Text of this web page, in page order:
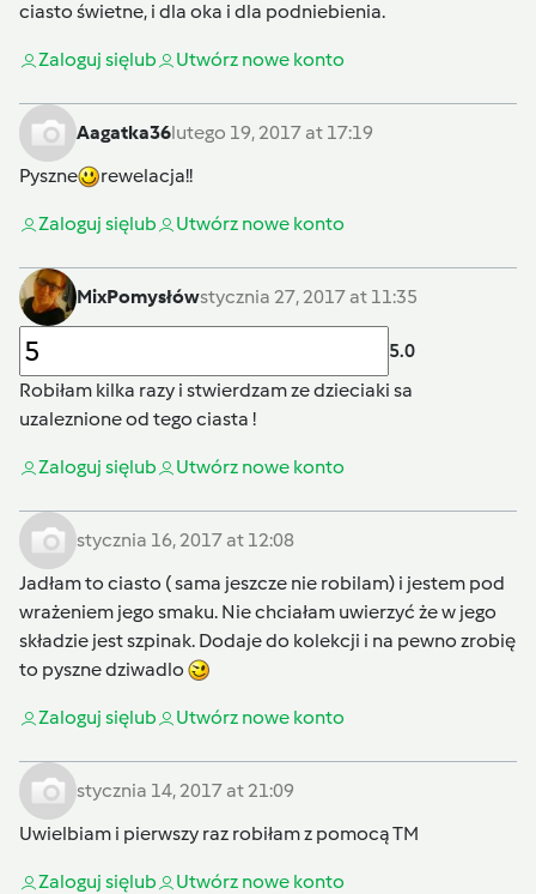
ciasto świetne, i dla oka i dla podniebienia.
Zaloguj sięlub Utwórz nowe konto
Aagatka36lutego 19, 2017 at 17:19
Pyszne
rewelacja!!
Zaloguj sięlub Utwórz nowe konto
MixPomysłówstycznia 27, 2017 at 11:35
5.0
Robiłam kilka razy i stwierdzam ze dzieciaki sa
uzaleznione od tego ciasta !
Zaloguj sięlub Utwórz nowe konto
stycznia 16, 2017 at 12:08
Jadłam to ciasto ( sama jeszcze nie robilam) i jestem pod
wrażeniem jego smaku. Nie chciałam uwierzyć że w jego
składzie jest szpinak. Dodaje do kolekcji i na pewno zrobię
to pyszne dziwadlo
Zaloguj sięlub Utwórz nowe konto
stycznia 14, 2017 at 21:09
Uwielbiam i pierwszy raz robiłam z pomocą TM
Zaloguj sięlub Utwórz nowe konto